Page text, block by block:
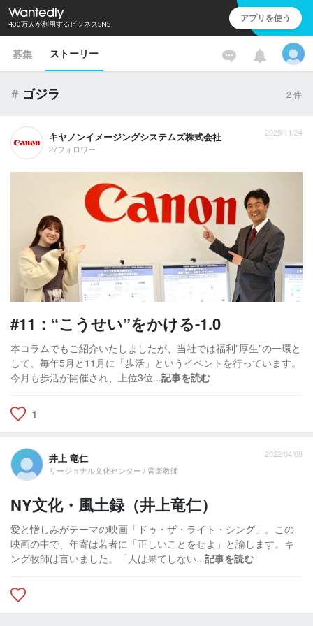
400万人が利用するビジネスSNS アプリを使う
募集 ストーリー
# ゴジラ 2 件
キヤノンイメージングシステムズ株式会社
27フォロワー
2025/11/24
#11：“こうせい”をかける-1.0
本コラムでもご紹介いたしましたが、当社では福利”厚生”の一環と
して、毎年5月と11月に「歩活」というイベントを行っています。
今月も歩活が開催され、上位3位...記事を読む
1
井上 竜仁
リージョナル文化センター / 音楽教師
2022/04/08
NY文化・風土録（井上竜仁）
愛と憎しみがテーマの映画「ドゥ・ザ・ライト・シング」。この
映画の中で、年寄は若者に「正しいことをせよ」と諭します。キ
ング牧師は言いました。「人は果てしない...記事を読む